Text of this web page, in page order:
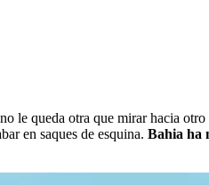
le queda otra que mirar hacia
en saques de esquina. Bahia ha